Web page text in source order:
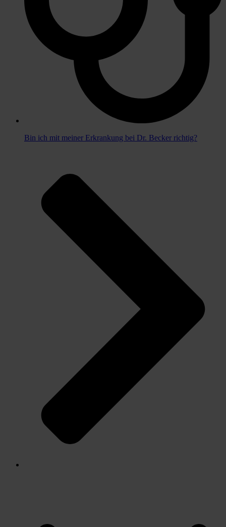
Bin ich mit meiner Erkrankung bei Dr. Becker richtig?